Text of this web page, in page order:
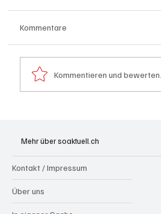
Kommentare
Kommentieren und bewerten...
Mehr über soaktuell.ch
Kontakt / Impressum
Über uns